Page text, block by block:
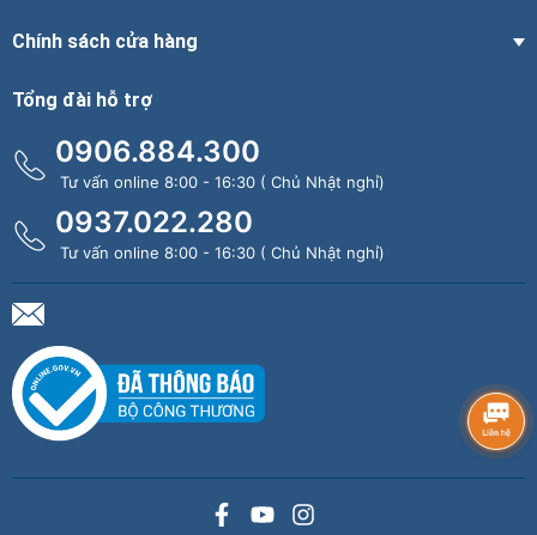
Chính sách cửa hàng
Tổng đài hỗ trợ
0906.884.300
Tư vấn online 8:00 - 16:30 ( Chủ Nhật nghỉ)
0937.022.280
Tư vấn online 8:00 - 16:30 ( Chủ Nhật nghỉ)